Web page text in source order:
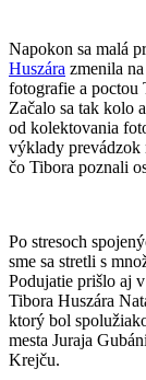
Napokon sa malá
Huszára zmenila
fotografie a poctou
Začalo sa tak kolo
od kolektovania
výklady prevádzok
čo Tibora poznali
Po stresoch
sme sa stretli s
Podujatie prišlo aj
Tibora Huszára
ktorý bol
mesta Juraja
Krejču.